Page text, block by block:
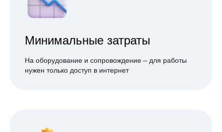
Минимальные затраты
На оборудование и сопровождение – для работы
нужен только доступ в интернет